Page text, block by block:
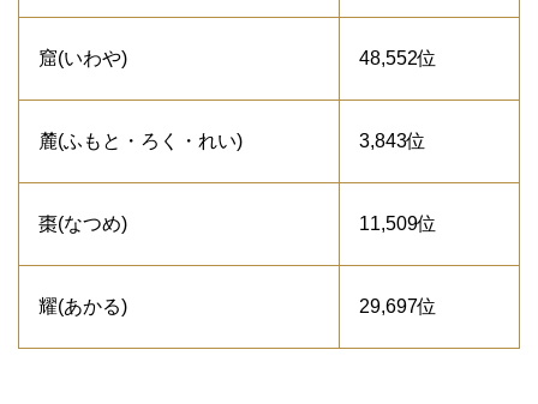
窟(いわや) 48,552位
麓(ふもと・ろく・れい) 3,843位
棗(なつめ) 11,509位
耀(あかる) 29,697位